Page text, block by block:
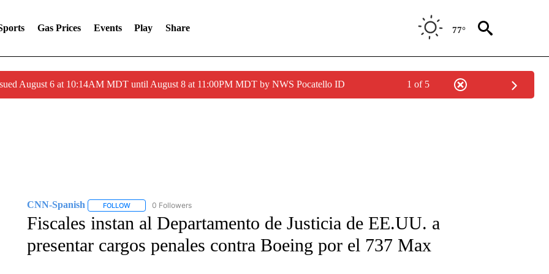
Gas Prices Events Play Share 77°
August 6 at 10:14AM MDT until August 8 at 11:00PM MDT by NWS Pocatello ID 1 of 5
CNN-Spanish FOLLOWFOLLOW "CNN-SPANISH" TO RECEIVE NOTIFICATIONS ABOUT NEW PAGES ON "CNN-SPANISH".
0 Followers
Fiscales instan al Departamento de Justicia de EE.UU. a
presentar cargos penales contra Boeing por el 737 Max